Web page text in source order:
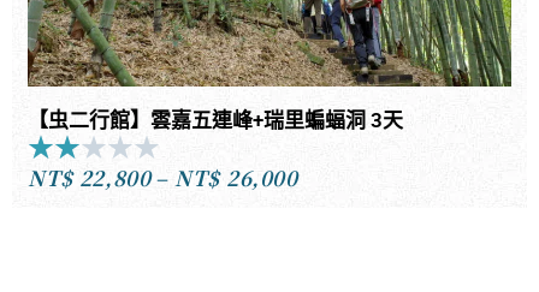
【虫二行館】雲嘉五連峰+瑞里蝙蝠洞 3天
★★★★★
2
NT$ 22,800– NT$ 26,000